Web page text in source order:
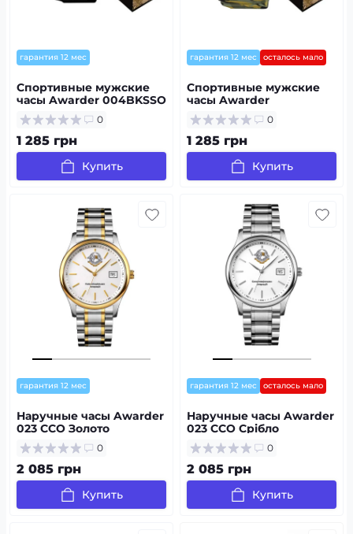
гарантия 12 мес
Спортивные мужские
часы Awarder 004BKSSO
ССО Чорні + Коробка
0
1 285 грн
Купить
гарантия 12 мес осталось мало
Спортивные мужские
часы Awarder
003CMGRSSO ССО
Зеленый камуфляж +
Коробка
0
1 285 грн
Купить
гарантия 12 мес
Наручные часы Awarder
023 ССО Золото
0
2 085 грн
Купить
гарантия 12 мес осталось мало
Наручные часы Awarder
023 ССО Срібло
0
2 085 грн
Купить